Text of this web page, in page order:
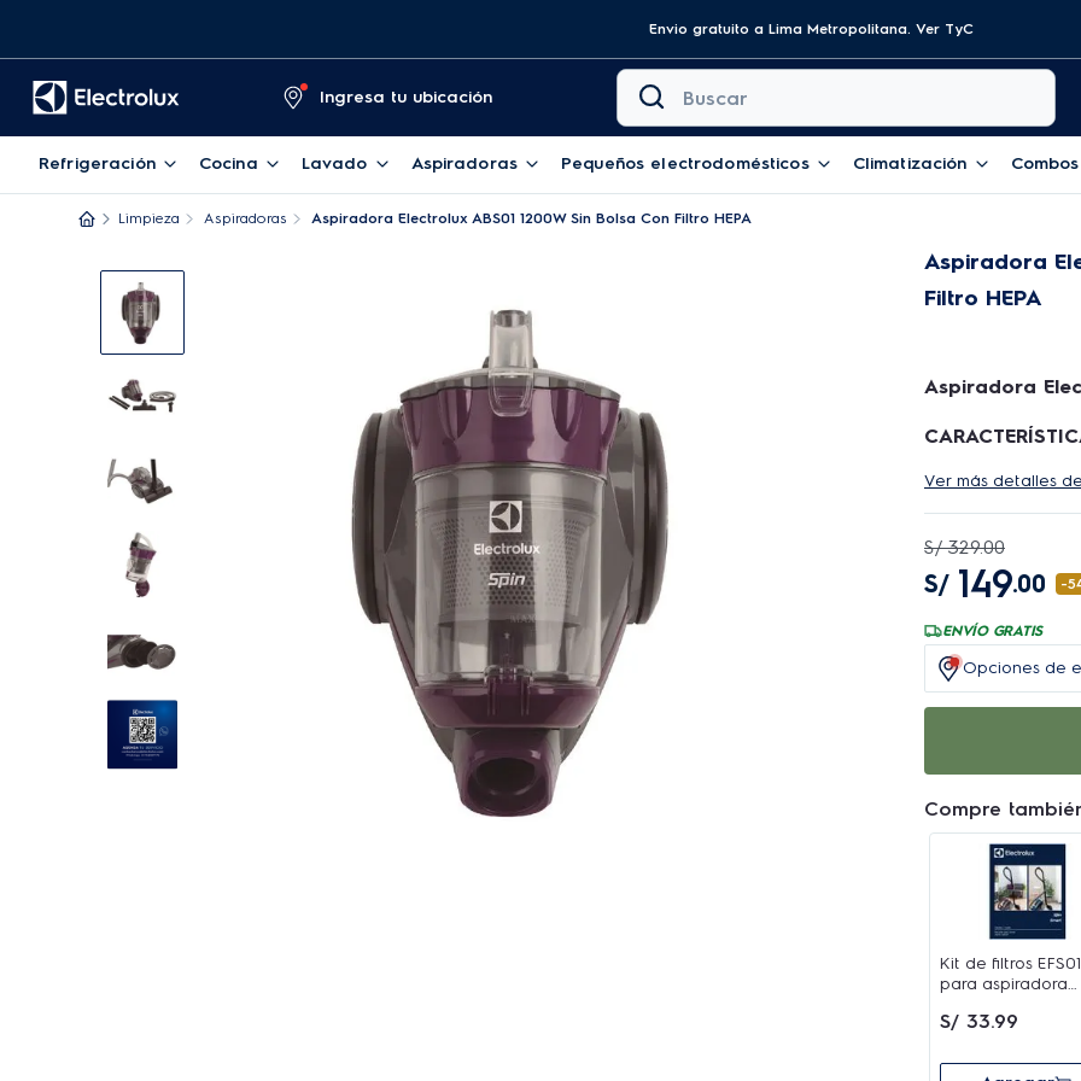
Envio gratuito a Lima Metropolitana. Ver TyC
Ingresa tu ubicación
Buscar
Refrigeración Cocina Lavado Aspiradoras Pequeños electrodomésticos Climatización Combos
Limpieza Aspiradoras Aspiradora Electrolux ABS01 1200W Sin Bolsa Con Filtro HEPA
Aspiradora
Filtro HEPA
Aspiradora
-Más eficiencia
aspiradora Spin
succión y bajo
-Ambiente más
-Mayor
-Su casa
1,5 litros. Vacíe
alcance.
Ver más detalles
S/ 329.00
S/ 149.00 -
ENVÍO GRATIS
Opciones de
Compre
Kit de filtros EFS01
para aspiradora
ABS03
S/ 33.99